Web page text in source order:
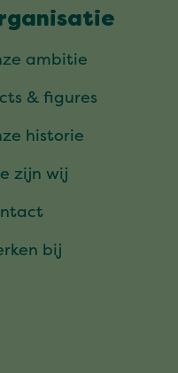
ambitie
& figures
historie
zijn wij
bij